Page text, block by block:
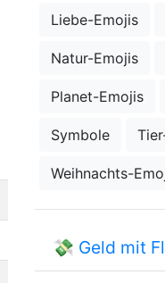
Liebe-Emojis
Natur-Emojis
Planet-Emojis
Symbole
Weihnachts-
💸 Geld mit